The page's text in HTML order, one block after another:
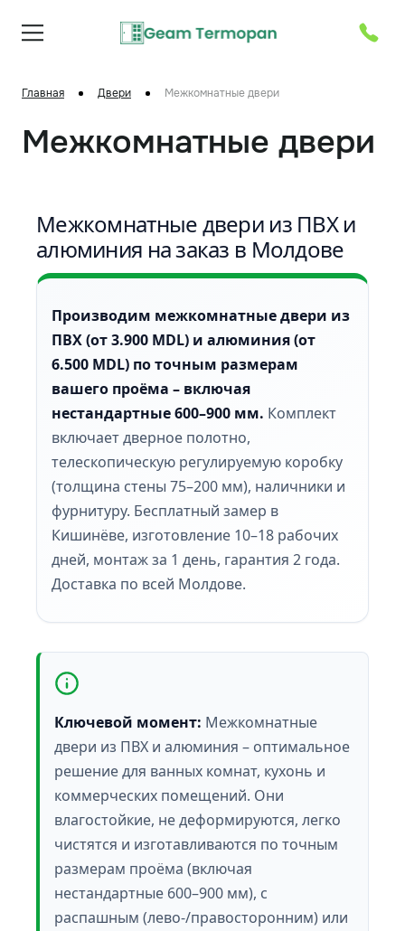
Главная Двери Межкомнатные двери
Межкомнатные двери
Межкомнатные двери из ПВХ и
алюминия на заказ в Молдове
Производим межкомнатные двери из
ПВХ (от 3.900 MDL) и алюминия (от
6.500 MDL) по точным размерам
вашего проёма – включая
нестандартные 600–900 мм. Комплект
включает дверное полотно,
телескопическую регулируемую коробку
(толщина стены 75–200 мм), наличники и
фурнитуру. Бесплатный замер в
Кишинёве, изготовление 10–18 рабочих
дней, монтаж за 1 день, гарантия 2 года.
Доставка по всей Молдове.
Ключевой момент: Межкомнатные
двери из ПВХ и алюминия – оптимальное
решение для ванных комнат, кухонь и
коммерческих помещений. Они
влагостойкие, не деформируются, легко
чистятся и изготавливаются по точным
размерам проёма (включая
нестандартные 600–900 мм), с
распашным (лево-/правосторонним) или